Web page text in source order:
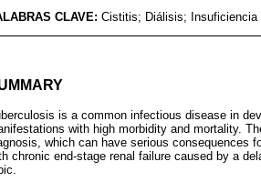
CLAVE: Cistitis; Diálisis; Insuficiencia
is a common infectious disease in
with high morbidity and mortality.
which can have serious consequences
chronic end-stage renal failure caused by a